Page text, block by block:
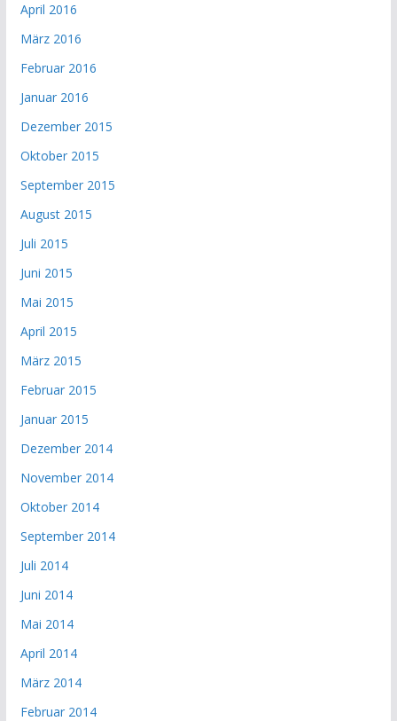
April 2016
März 2016
Februar 2016
Januar 2016
Dezember 2015
Oktober 2015
September 2015
August 2015
Juli 2015
Juni 2015
Mai 2015
April 2015
März 2015
Februar 2015
Januar 2015
Dezember 2014
November 2014
Oktober 2014
September 2014
Juli 2014
Juni 2014
Mai 2014
April 2014
März 2014
Februar 2014